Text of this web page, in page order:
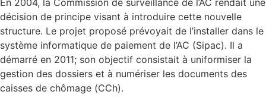
En 2004, la Commission de surveillance de l’AC rendait une
décision de principe visant à introduire cette nouvelle
structure. Le projet proposé prévoyait de l’installer dans le
système informatique de paiement de l’AC (Sipac). Il a
démarré en 2011; son objectif consistait à uniformiser la
gestion des dossiers et à numériser les documents des
caisses de chômage (CCh).